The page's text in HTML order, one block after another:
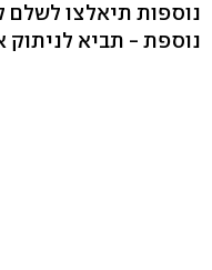
נוספת - תביא